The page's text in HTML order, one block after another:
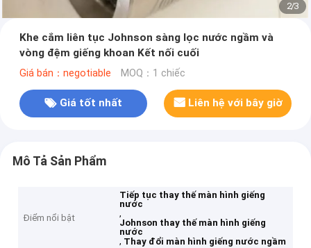
2/3
Khe cắm liên tục Johnson sàng lọc nước ngầm và
vòng đệm giếng khoan Kết nối cuối
Giá bán：negotiable MOQ：1 chiếc
Giá tốt nhất Liên hệ với bây giờ
Mô Tả Sản Phẩm
Điểm nổi bật
Tiếp tục thay thế màn hình giếng
nước
,
Johnson thay thế màn hình giếng
nước
, Thay đổi màn hình giếng nước ngầm